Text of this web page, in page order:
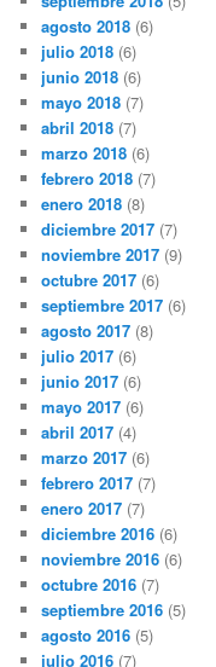
agosto 2018 (6)
julio 2018 (6)
junio 2018 (6)
mayo 2018 (7)
abril 2018 (7)
marzo 2018 (6)
febrero 2018 (7)
enero 2018 (8)
diciembre 2017 (7)
noviembre 2017 (9)
octubre 2017 (6)
septiembre 2017 (6)
agosto 2017 (8)
julio 2017 (6)
junio 2017 (6)
mayo 2017 (6)
abril 2017 (4)
marzo 2017 (6)
febrero 2017 (7)
enero 2017 (7)
diciembre 2016 (6)
noviembre 2016 (6)
octubre 2016 (7)
septiembre 2016 (5)
agosto 2016 (5)
julio 2016 (7)